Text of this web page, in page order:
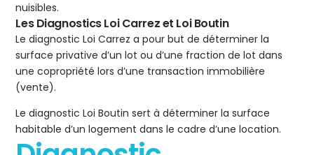
nuisibles.
Les Diagnostics Loi Carrez et Loi Boutin
Le diagnostic Loi Carrez a pour but de déterminer la
surface privative d’un lot ou d’une fraction de lot dans
une copropriété lors d’une transaction immobilière
(vente).
Le diagnostic Loi Boutin sert à déterminer la surface
habitable d’un logement dans le cadre d’une location.